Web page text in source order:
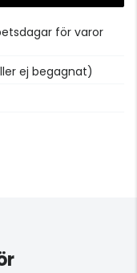
för varor
ej begagnat)